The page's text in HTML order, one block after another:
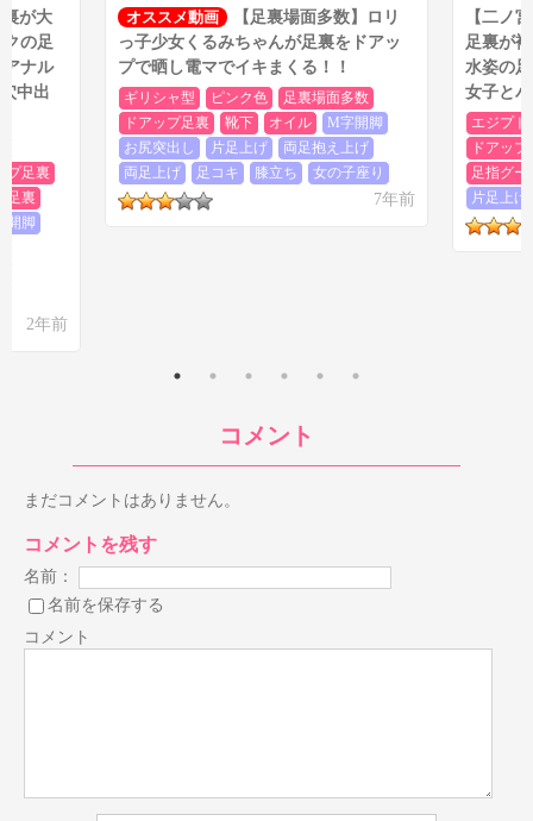
四つん這い足裏もいくつかありましたが・・・、良い足裏はあり
ませんでした。足裏フェチ的には今回の作品で十分でしょう。
が大
の足
ナル
中出
プ足裏
足裏
開脚
2年前
オススメ動画
【足裏場面多数】ロリ
っ子少女くるみちゃんが足裏をドアッ
プで晒し電マでイキまくる！！
ギリシャ型 ピンク色
足裏場面多数
ドアップ足裏
靴下 オイル
M字開脚
お尻突出し
片足上げ
両足抱え上げ
両足上げ
足コキ 膝立ち 女の子座り
7年前
【二ノ
足裏が
水姿の
女子と
エジプト
ドアップ
足指グー
片足上げ
コメント
まだコメントはありません。
コメントを残す
名前：
名前を保存する
コメント